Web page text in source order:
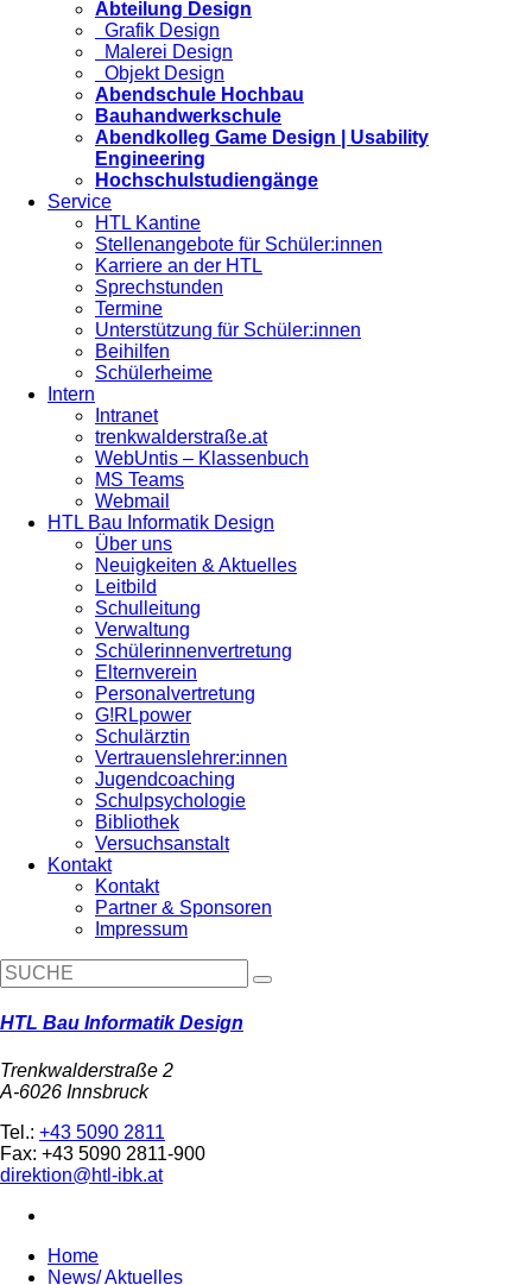
Abteilung Design
Grafik Design
Malerei Design
Objekt Design
Abendschule Hochbau
Bauhandwerkschule
Abendkolleg Game Design | Usability
Engineering
Hochschulstudiengänge
Service
HTL Kantine
Stellenangebote für Schüler:innen
Karriere an der HTL
Sprechstunden
Termine
Unterstützung für Schüler:innen
Beihilfen
Schülerheime
Intern
Intranet
trenkwalderstraße.at
WebUntis – Klassenbuch
MS Teams
Webmail
HTL Bau Informatik Design
Über uns
Neuigkeiten & Aktuelles
Leitbild
Schulleitung
Verwaltung
Schülerinnenvertretung
Elternverein
Personalvertretung
G!RLpower
Schulärztin
Vertrauenslehrer:innen
Jugendcoaching
Schulpsychologie
Bibliothek
Versuchsanstalt
Kontakt
Kontakt
Partner & Sponsoren
Impressum
HTL Bau Informatik Design
Trenkwalderstraße 2
A-6026 Innsbruck
Tel.: +43 5090 2811
Fax: +43 5090 2811-900
direktion@htl-ibk.at
Home
News/ Aktuelles